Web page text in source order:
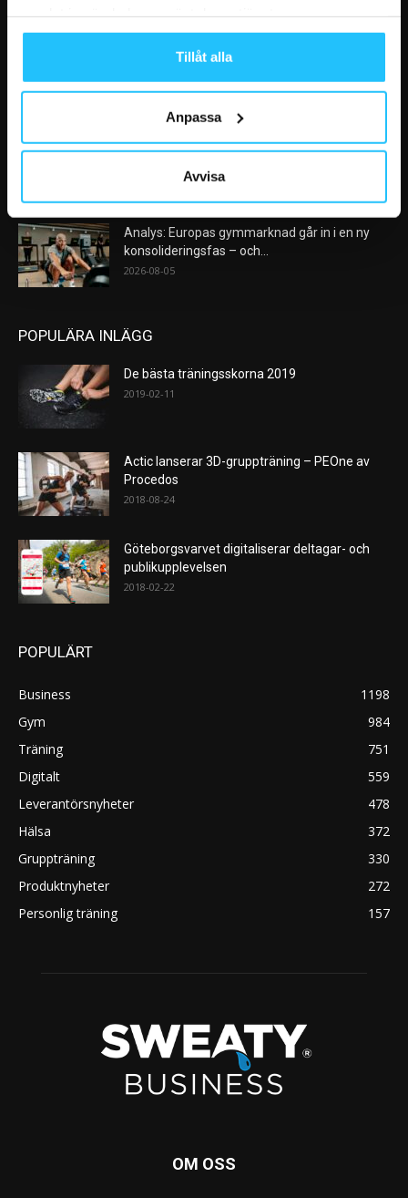
Tillåt alla
Anpassa
Avvisa
VÅRA FAVORITER
Nike satsar på hybridträning när Hyrox formar
2026-08-07
AI kommer aldrig kunna ersätta en frukost
Analys: Europas gymmarknad går in i en ny
konsolideringsfas – och...
2026-08-05
POPULÄRA INLÄGG
De bästa träningsskorna 2019
2019-02-11
Actic lanserar 3D-gruppträning – PEOne av
Procedos
2018-08-24
Göteborgsvarvet digitaliserar deltagar- och
publikupplevelsen
2018-02-22
POPULÄRT
Business
1198
Gym
984
Träning
751
Digitalt
559
Leverantörsnyheter
478
Hälsa
372
Gruppträning
330
Produktnyheter
272
Personlig träning
157
OM OSS